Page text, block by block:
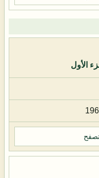
الأول
196